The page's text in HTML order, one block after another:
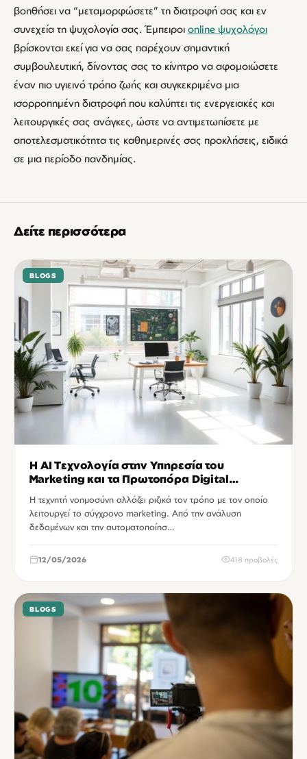
βοηθήσει να “μεταμορφώσετε” τη διατροφή σας και εν
συνεχεία τη ψυχολογία σας. Έμπειροι online ψυχολόγοι
βρίσκονται εκεί για να σας παρέχουν σημαντική
συμβουλευτική, δίνοντας σας το κίνητρο να αφομοιώσετε
έναν πιο υγιεινό τρόπο ζωής και συγκεκριμένα μια
ισορροπημένη διατροφή που καλύπτει τις ενεργειακές και
λειτουργικές σας ανάγκες, ώστε να αντιμετωπίσετε με
αποτελεσματικότητα τις καθημερινές σας προκλήσεις, ειδικά
σε μια περίοδο πανδημίας.
Δείτε περισσότερα
BLOGS
Η AI Τεχνολογία στην Υπηρεσία του
Marketing και τα Πρωτοπόρα Digital
Agencies
Η τεχνητή νοημοσύνη αλλάζει ριζικά τον τρόπο με τον οποίο
λειτουργεί το σύγχρονο marketing. Από την ανάλυση
δεδομένων και την αυτοματοποίησ…
12/05/2026 418 προβολές
BLOGS